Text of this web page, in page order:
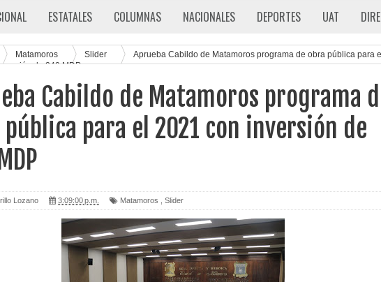
ESTATALES COLUMNAS NACIONALES DEPORTES UAT
Matamoros Slider
Aprueba Cabildo de Matamoros programa de obra pública para
de 240 MDP
Cabildo de Matamoros programa
para el 2021 con inversión de
Lozano 3:09:00 p.m. Matamoros Slider